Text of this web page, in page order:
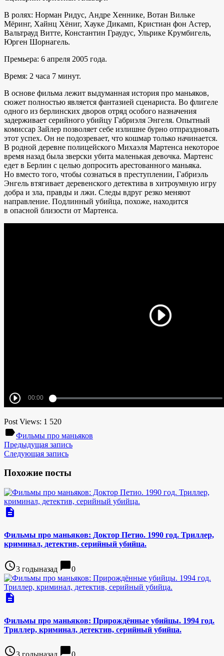
В ролях: Норман Ридус, Андре Хеннике, Вотан Вильке
Мёринг, Хайнц Хёниг, Хауке Дикамп, Кристиан фон Астер,
Вальтрауд Витте, Константин Граудус, Ульрике Крумбигель,
Юрген Шорнагель.
Премьера: 6 апреля 2005 года.
Время: 2 часа 7 минут.
В основе фильма лежит выдуманная история про маньяков,
сюжет полностью является фантазией сценариста. Во флигеле
одного из берлинских дворов отряд особого назначения
задерживает серийного убийцу Габриэля Энгеля. Опытный
комиссар Зайлер позволяет себе излишне бурно отпраздновать
этот успех. Он не подозревает, что кошмар только начинается.
В родной деревне полицейского Михаэля Мартенса некоторое
время назад была зверски убита маленькая девочка. Мартенс
едет в Берлин с целью допросить арестованного маньяка.
Но вместо того, чтобы сознаться в преступлении, Габриэль
Энгель втягивает деревенского детектива в хитроумную игру
добра и зла, правды и лжи. Следы вдруг резко меняют
направление. Подлинный убийца, похоже, находится
в опасной близости от Мартенса.
Post Views: 1 520
labelФильмы про маньяков
Предыдущая запись
Следующая запись
Похожие посты
description
Фильмы про маньяков: Доктор Петио. 1990 год. Триллер,
криминал, детектив, серийный убийца.
access_time3 годыназад chat_bubble0
description
Фильмы про маньяков: Прирождённые убийцы. 1994 год.
Триллер, криминал, детектив, серийный убийца.
access_time chat_bubble